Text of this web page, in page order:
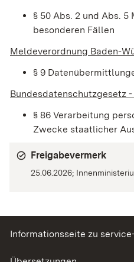
§ 50 Abs. 2 und Abs.
besonderen Fällen
Meldeverordnung Baden-
§ 9
Bundesdatenschutzgesetz -
§ 86 Verarbeitung
Zwecke staatlicher
Freigabevermerk
25.06.2026;
Informationsseite zu